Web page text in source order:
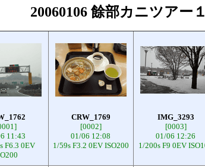
20060106 餘部カニツアー
11:43
F6.3 0EV
CRW_1769
[0002]
01/06 12:08
1/59s F3.2 0EV ISO200
IMG_3293
[0003]
01/06 12:26
1/200s F9 0EV